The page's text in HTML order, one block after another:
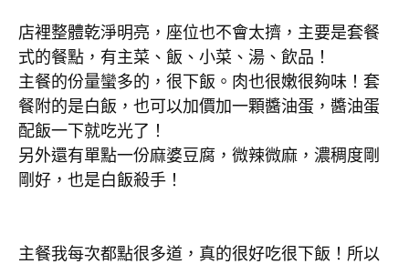
店裡整體乾淨明亮，座位也不會太擠，主要是套餐
式的餐點，有主菜、飯、小菜、湯、飲品！
主餐的份量蠻多的，很下飯。肉也很嫩很夠味！套
餐附的是白飯，也可以加價加一顆醬油蛋，醬油蛋
配飯一下就吃光了！
另外還有單點一份麻婆豆腐，微辣微麻，濃稠度剛
剛好，也是白飯殺手！
主餐我每次都點很多道，真的很好吃很下飯！所以